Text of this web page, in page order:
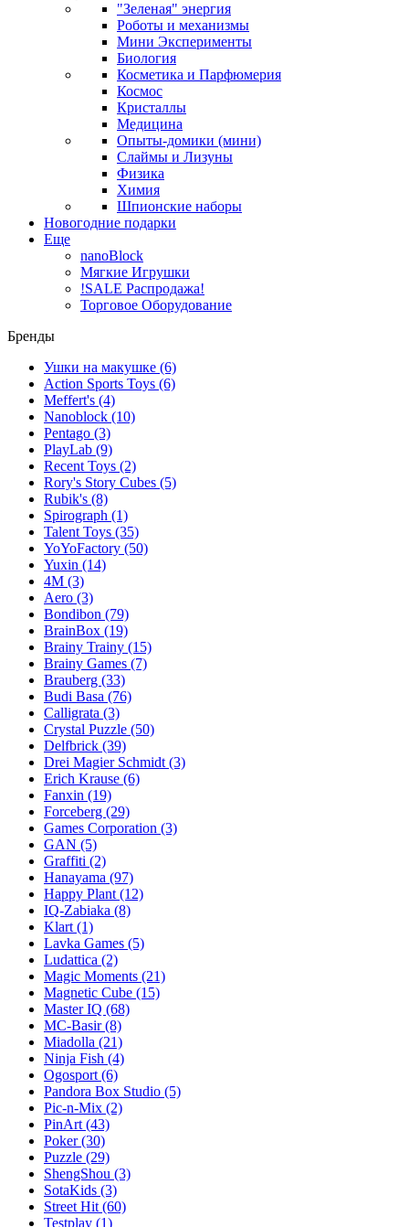
"Зеленая" энергия
Роботы и механизмы
Мини Эксперименты
Биология
Косметика и Парфюмерия
Космос
Кристаллы
Медицина
Опыты-домики (мини)
Слаймы и Лизуны
Физика
Химия
Шпионские наборы
Новогодние подарки
Еще
nanoBlock
Мягкие Игрушки
!SALE Распродажа!
Торговое Оборудование
Бренды
Ушки на макушке (6)
Action Sports Toys (6)
Meffert's (4)
Nanoblock (10)
Pentago (3)
PlayLab (9)
Recent Toys (2)
Rory's Story Cubes (5)
Rubik's (8)
Spirograph (1)
Talent Toys (35)
YoYoFactory (50)
Yuxin (14)
4M (3)
Aero (3)
Bondibon (79)
BrainBox (19)
Brainy Trainy (15)
Brainy Games (7)
Brauberg (33)
Budi Basa (76)
Calligrata (3)
Crystal Puzzle (50)
Delfbrick (39)
Drei Magier Schmidt (3)
Erich Krause (6)
Fanxin (19)
Forceberg (29)
Games Corporation (3)
GAN (5)
Graffiti (2)
Hanayama (97)
Happy Plant (12)
IQ-Zabiaka (8)
Klart (1)
Lavka Games (5)
Ludattica (2)
Magic Moments (21)
Magnetic Cube (15)
Master IQ (68)
MC-Basir(8)
Miadolla (21)
Ninja Fish (4)
Ogosport (6)
Pandora Box Studio (5)
Pic-n-Mix (2)
PinArt (43)
Poker(30)
Puzzle (29)
ShengShou (3)
SotaKids (3)
Street Hit (60)
Testplay (1)